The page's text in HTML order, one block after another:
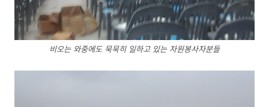
비오는 와중에도 묵묵히 일하고 있는 자원봉사자분들